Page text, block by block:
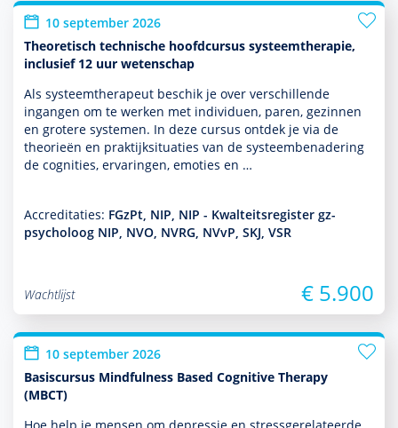
10 september 2026
Theoretisch technische hoofdcursus systeemtherapie,
inclusief 12 uur wetenschap
Als systeem­thera­peut beschik je over ver­schil­lende
ingangen om te werken met individuen, paren, gezin­nen
en grotere systemen. In deze cursus ontdek je via de
theorieën en prak­tijksituaties van de systeembenade­ring
de cognities, ervaringen, emoties en …
Accreditaties: FGzPt, NIP, NIP - Kwalteitsregister gz-
psycholoog NIP, NVO, NVRG, NVvP, SKJ, VSR
Wachtlijst € 5.900
10 september 2026
Basiscursus Mindfulness Based Cognitive Therapy
(MBCT)